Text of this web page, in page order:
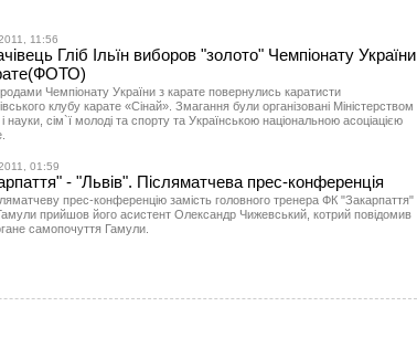
11:56
Гліб Ільїн виборов "золото" Чемпіонату України
Чемпіонату України з карате повернулись каратисти
клубу карате «Сінай». Змагання були організовані Міністерством
і науки, сім`ї молоді та спорту та Українською національною асоціацією
01:59
- "Львів". Післяматчева прес-конференція
прес-конференцію замість головного тренера ФК "Закарпаття"
Гамули прийшов його асистент Олександр Чижевський, котрий повідомив
самопочуття Гамули.